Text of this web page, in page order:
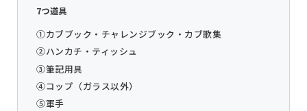
7つ道具
①カブブック・チャレンジブック・カブ歌集
②ハンカチ・ティッシュ
③筆記用具
④コップ（ガラス以外）
⑤軍手